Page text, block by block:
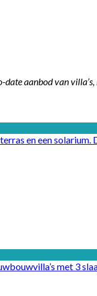
aanbod van
en een solarium.
met 3